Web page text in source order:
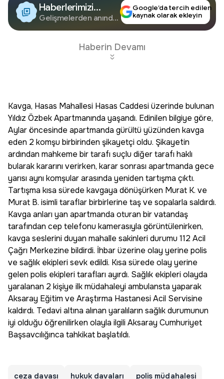
Haberlerimizi
Google'da Takip
Edin
Gelişmelerden anında
Google’da tercih edilen
kaynak olarak ekleyin
Haberin Devamı
Kavga, Hasas Mahallesi Hasas Caddesi üzerinde bulunan
Yıldız Özbek Apartmanında yaşandı. Edinilen bilgiye göre,
Aylar öncesinde apartmanda gürültü yüzünden kavga
eden 2 komşu birbirinden şikayetçi oldu. Şikayetin
ardından mahkeme bir tarafı suçlu diğer tarafı haklı
bularak kararını verirken, karar sonrası apartmanda gece
yarısı aynı komşular arasında yeniden tartışma çıktı.
Tartışma kısa sürede kavgaya dönüşürken Murat K. ve
Murat B. isimli taraflar birbirlerine taş ve sopalarla saldırdı.
Kavga anları yan apartmanda oturan bir vatandaş
tarafından cep telefonu kamerasıyla görüntülenirken,
kavga seslerini duyan mahalle sakinleri durumu 112 Acil
Çağrı Merkezine bildirdi. İhbar üzerine olay yerine polis
ve sağlık ekipleri sevk edildi. Kısa sürede olay yerine
gelen polis ekipleri tarafları ayırdı. Sağlık ekipleri olayda
yaralanan 2 kişiye ilk müdahaleyi ambulansta yaparak
Aksaray Eğitim ve Araştırma Hastanesi Acil Servisine
kaldırdı. Tedavi altına alınan yaralıların sağlık durumunun
iyi olduğu öğrenilirken olayla ilgili Aksaray Cumhuriyet
Başsavcılığınca tahkikat başlatıldı.
ceza davası hukuk davaları polis müdahalesi